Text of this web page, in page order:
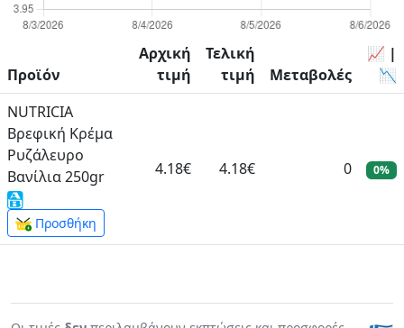
Προϊόν
Αρχική
τιμή
Τελική
τιμή
Μεταβολές
📈 |
📉
NUTRICIA
Βρεφική Κρέμα
Ρυζάλευρο
Βανίλια 250gr
Προσθήκη
4.18€ 4.18€ 0 0%